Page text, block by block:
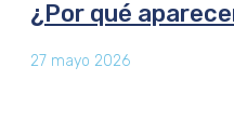
¿Por qué
27 mayo 2026